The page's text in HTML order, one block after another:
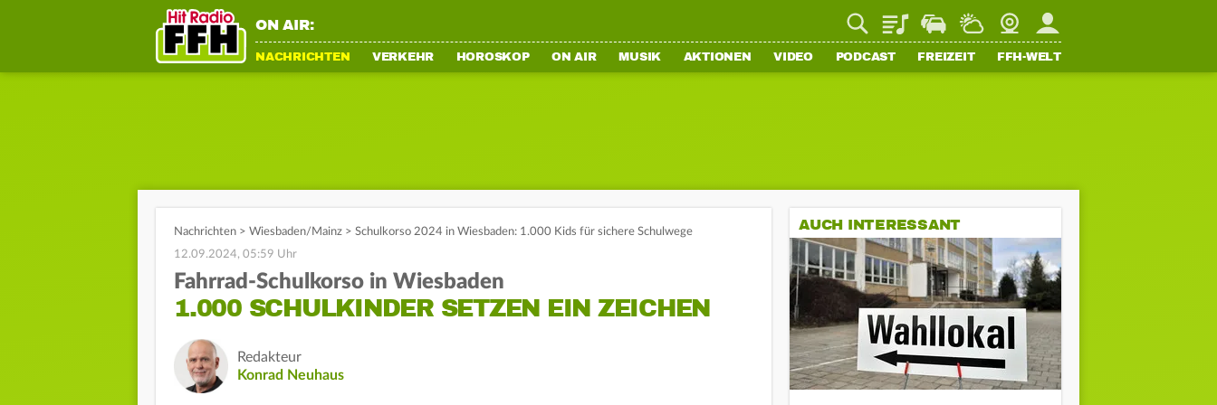
ON AIR: PlaylistStaupilotWetterWebcamMein FFH
NACHRICHTEN VERKEHR HOROSKOP ON AIR MUSIK AKTIONEN VIDEO PODCAST FREIZEIT FFH-WELT
Nachrichten > Wiesbaden/Mainz > Schulkorso 2024 in Wiesbaden: 1.000 Kids für sichere Schulwege
12.09.2024, 05:59 Uhr
Fahrrad-Schulkorso in Wiesbaden
1.000 SCHULKINDER SETZEN EIN ZEICHEN
Redakteur
Konrad Neuhaus
AUCH INTERESSANT